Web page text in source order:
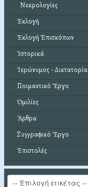
Νεκρολογίες
Ἐκλογή
Ἐκλογή Ἐπισκόπων
Ἱστορικά
Ἱερώνυμος - Δικτατορία
Ποιμαντικό Ἔργο
Ὁμιλίες
Ἄρθρα
Συγγραφικό Ἔργο
Ἐπιστολές